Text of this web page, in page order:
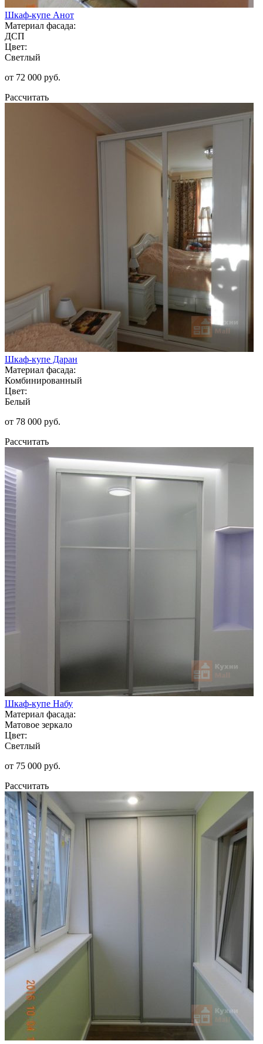
Шкаф-купе Анот
Материал фасада:
ДСП
Цвет:
Светлый
от 72 000 руб.
Рассчитать
Шкаф-купе Даран
Материал фасада:
Комбинированный
Цвет:
Белый
от 78 000 руб.
Рассчитать
Шкаф-купе Набу
Материал фасада:
Матовое зеркало
Цвет:
Светлый
от 75 000 руб.
Рассчитать